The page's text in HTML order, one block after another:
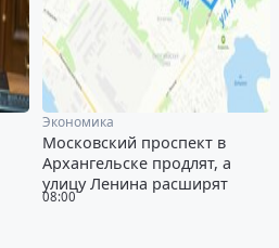
08:00
Экономика
Московский проспект в
Архангельске продлят, а
улицу Ленина расширят